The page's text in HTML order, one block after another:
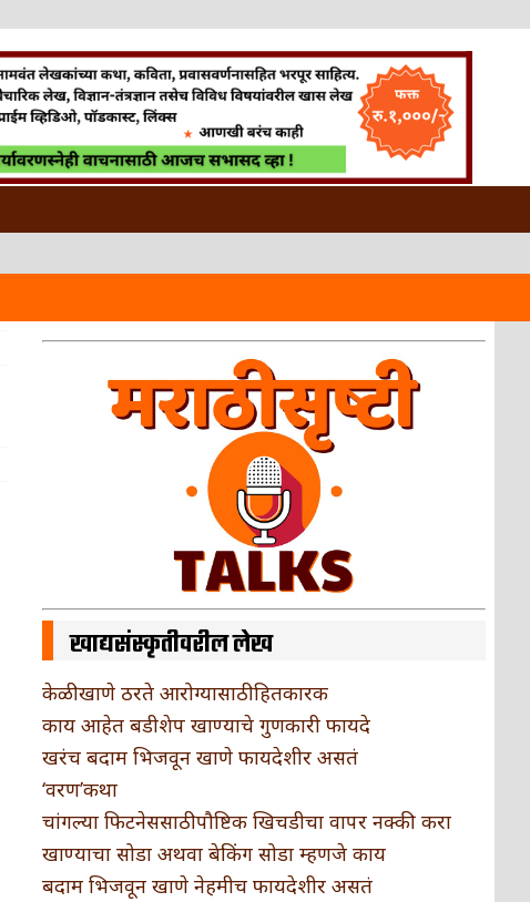
खाद्यसंस्कृतीवरील लेख
केळी खाणे ठरते आरोग्यासाठी हितकारक
काय आहेत बडीशेप खाण्याचे गुणकारी फायदे
खरंच बदाम भिजवून खाणे फायदेशीर असतं
‘वरण’कथा
चांगल्या फिटनेससाठी पौष्टिक खिचडीचा वापर नक्की करा
खाण्याचा सोडा अथवा बेकिंग सोडा म्हणजे काय
बदाम भिजवून खाणे नेहमीच फायदेशीर असतं